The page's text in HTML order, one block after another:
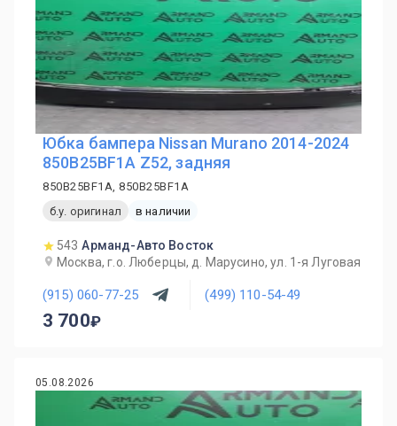
Юбка бампера Nissan Murano 2014-2024
850B25BF1A Z52, задняя
850B25BF1A, 850B25BF1A
б.у. оригинал
в наличии
543 Арманд-Авто Восток
Москва, г.о. Люберцы, д. Марусино, ул. 1-я Луговая
(915) 060-77-25 (499) 110-54-49
3 700
05.08.2026